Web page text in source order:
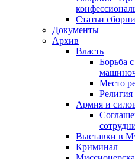
Статьи
Документы
Архив
Власть
Борьба
Место
Религия
Армия и
Выставки в
Криминал